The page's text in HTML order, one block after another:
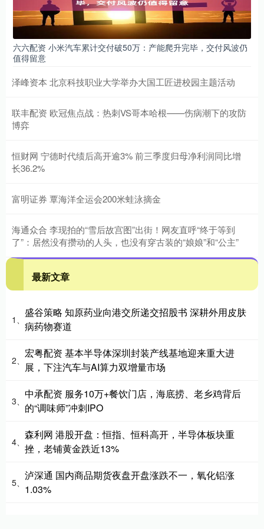
六六配资 小米汽车累计交付破50万：产能爬升完毕，交付风波仍
值得留意
泽峰资本 北京科技职业大学举办大国工匠进校园主题活动
联丰配资 欧冠焦点战：热刺VS哥本哈根——伤病潮下的攻防
博弈
恒财网 宁德时代绩后高开逾3% 前三季度归母净利润同比增
长36.2%
富明证券 覃海洋全运会200米蛙泳摘金
海通众合 李现拍的“雪后故宫图”出街！网友直呼“终于等到
了”：居然没有攒动的人头，也没有穿古装的“娘娘”和“公主”
最新文章
1、
盛谷策略 知原药业向港交所递交招股书 深耕外用皮肤
病药物赛道
2、
宏粤配资 基本半导体深圳封装产线基地迎来重大进
展，下注汽车与AI算力双增量市场
3、
中承配资 服务10万+餐饮门店，海底捞、老乡鸡背后
的“调味师”冲刺IPO
4、
森利网 港股开盘：恒指、恒科高开，半导体板块重
挫，老铺黄金跌近13%
5、
泸深通 国内商品期货夜盘开盘涨跌不一，氧化铝涨
1.03%